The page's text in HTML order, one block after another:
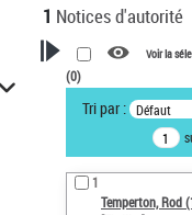
1 Notices d'autorité
VOTRE RECHERCHE
Recherche
notices d’autorité
Œuvres liées à
Temperton, Rod
Voir la
(0)
Tri par : Défaut
1
Temperton, Rod